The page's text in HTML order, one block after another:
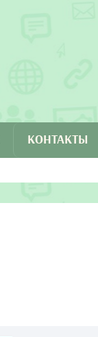
КОНТАКТЫ